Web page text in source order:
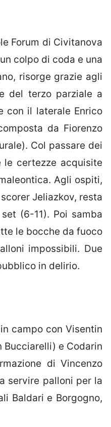
Forum di Civitanova
colpo di coda e una
risorge grazie agli
del terzo parziale a
con il laterale Enrico
da Fiorenzo
Col passare dei
le certezze acquisite
Agli ospiti,
Jeliazkov, resta
(6-11). Poi samba
le bocche da fuoco
impossibili. Due
in delirio.
campo con Visentin
Bucciarelli) e Codarin
di Vincenzo
servire palloni per la
Baldari e Borgogno,